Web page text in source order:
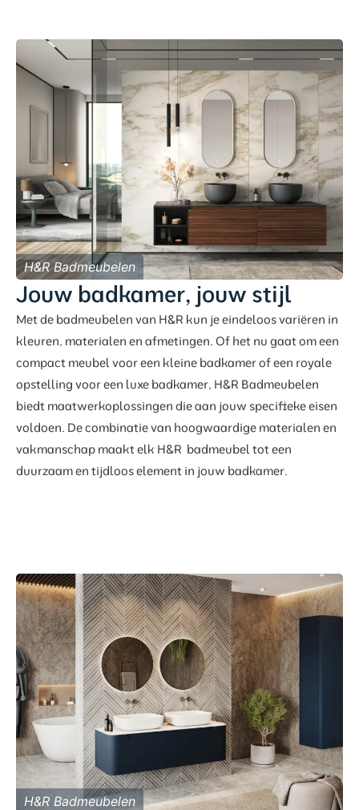
Jouw badkamer, jouw stijl
Met de badmeubelen van H&R kun je eindeloos variëren in
kleuren, materialen en afmetingen. Of het nu gaat om een
compact meubel voor een kleine badkamer of een royale
opstelling voor een luxe badkamer, H&R Badmeubelen
biedt maatwerkoplossingen die aan jouw specifieke eisen
voldoen. De combinatie van hoogwaardige materialen en
vakmanschap maakt elk H&R badmeubel tot een
duurzaam en tijdloos element in jouw badkamer.
H&R Badmeubelen
H&R Badmeubelen